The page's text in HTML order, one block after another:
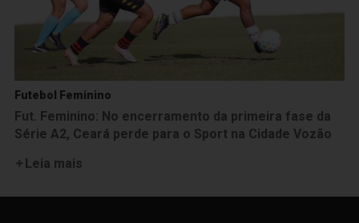
Futebol Feminino
Fut. Feminino: No encerramento da primeira fase da
Série A2, Ceará perde para o Sport na Cidade Vozão
Leia mais